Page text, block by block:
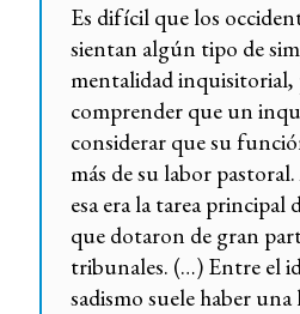
Es difícil que los
sientan algún tipo de
mentalidad inquisitorial,
comprender que un
considerar que su
más de su labor
esa era la tarea principal
que dotaron de gran
tribunales. (…) Entre el
sadismo suele haber